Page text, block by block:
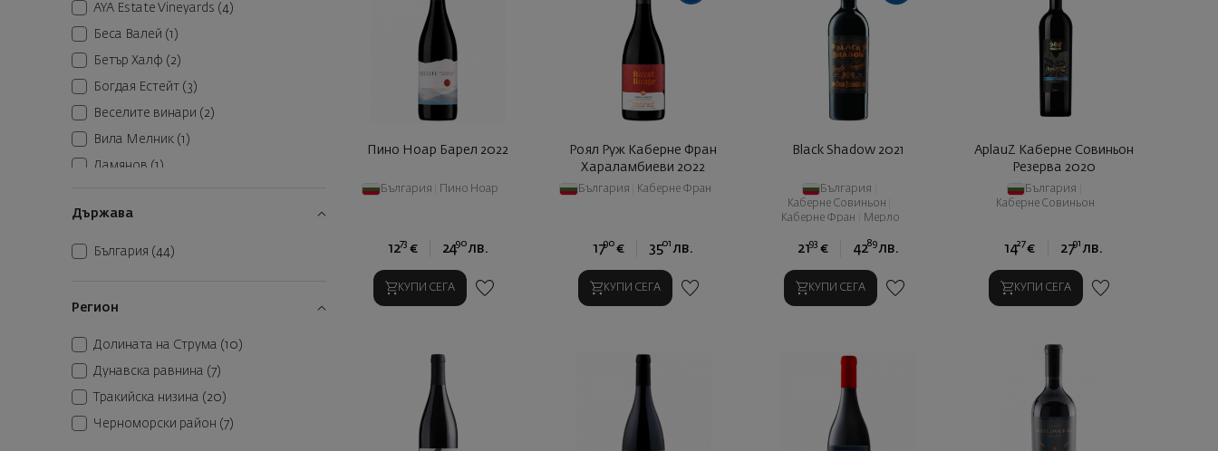
AYA Estate Vineyards (4)
Беса Валей (1)
Бетър Халф (2)
Богдая Естейт (3)
Веселите винари (2)
Вила Мелник (1)
Дамянов (1)
Орбелия
Росалеа (2)
Фоур Френдс (4)
Хараламбиеви (5)
Шато Авли (5)
Ямантиеви (1)
Държава
България (44)
Регион
Долината на Струма (10)
Дунавска равнина (7)
Тракийска низина (20)
Черноморски район (7)
Пино Ноар Барел 2022
България Пино Ноар
1273 € 2490 лв.
КУПИ СЕГА
Роял Руж Каберне Фран
Хараламбиеви 2022
България Каберне Фран
1790 € 3501 лв.
КУПИ СЕГА
Black Shadow 2021
България
Каберне Совиньон
Каберне Фран
Мерло
2193 € 4289 лв.
КУПИ СЕГА
AplauZ Каберне Совиньон
Резерва 2020
България
Каберне Совиньон
1427 € 2791 лв.
КУПИ СЕГА